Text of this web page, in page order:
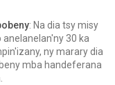
: Na dia tsy misy
30 ka
ny marary dia
mba handeferana